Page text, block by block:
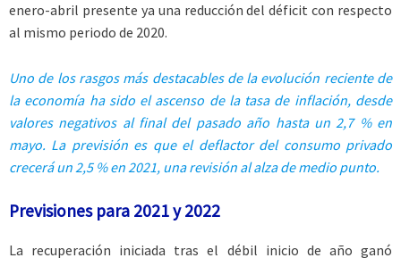
enero-abril presente ya una reducción del déficit con respecto
al mismo periodo de 2020.
Uno de los rasgos más destacables de la evolución reciente de
la economía ha sido el ascenso de la tasa de inflación, desde
valores negativos al final del pasado año hasta un 2,7 % en
mayo. La previsión es que el deflactor del consumo privado
crecerá un 2,5 % en 2021, una revisión al alza de medio punto.
Previsiones para 2021 y 2022
La recuperación iniciada tras el débil inicio de año ganó